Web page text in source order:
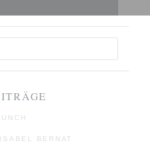
BERNAT